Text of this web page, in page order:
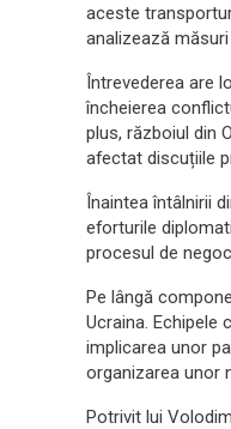
aceste
analizează
Întrevederea are
încheierea
plus, războiul din
afectat discuțiile
Înaintea întâlnirii
eforturile
procesul de
Pe lângă
Ucraina. Echipele
implicarea unor
organizarea unor
Potrivit lui